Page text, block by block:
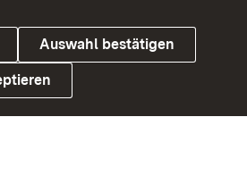
Auswahl bestätigen